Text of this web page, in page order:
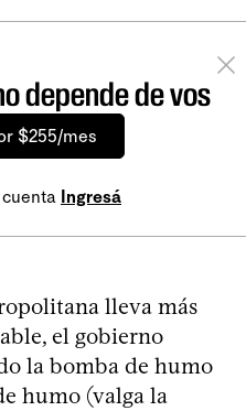
depende de vos
$255/mes
Ingresá
lleva más
el gobierno
la bomba de humo
humo (valga la